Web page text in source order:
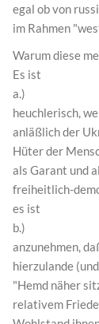
egal ob von
im Rahmen
Warum diese
Es ist
a.)
heuchlerisch,
anläßlich der
Hüter der
als Garant und
freiheitlich-
es ist
b.)
anzunehmen,
hierzulande
"Hemd näher
relativem